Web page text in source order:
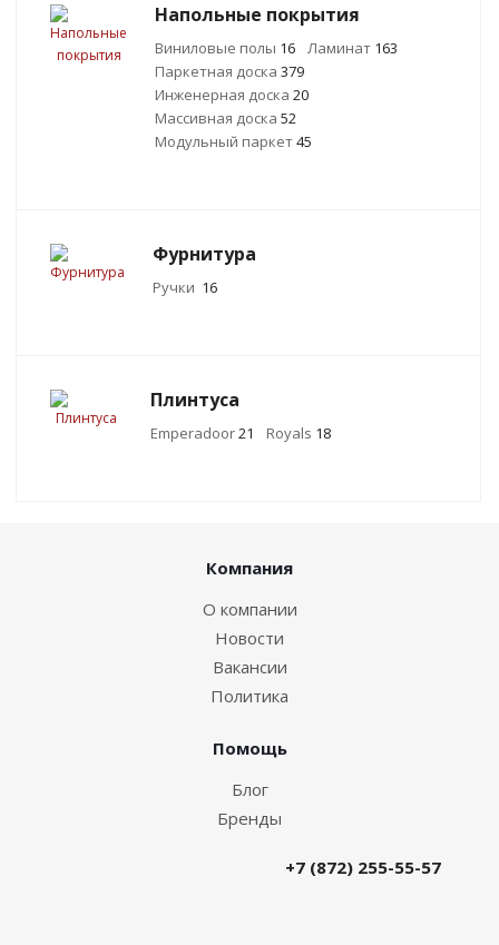
Напольные покрытия
Виниловые полы 16 Ламинат 163
Паркетная доска 379
Инженерная доска 20
Массивная доска 52
Модульный паркет45
Фурнитура
Ручки 16
Плинтуса
Emperadoor21 Royals 18
Компания
О компании
Новости
Вакансии
Политика
Помощь
Блог
Бренды
+7 (872) 255-55-57